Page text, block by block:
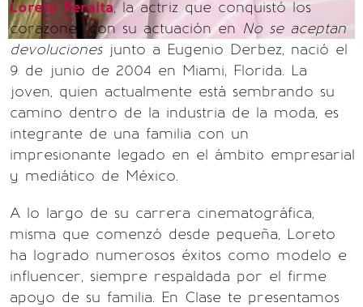
Loreto Peralta, la actriz que conquistó los
corazones con su actuación en No se aceptan
devoluciones junto a Eugenio Derbez, nació el
9 de junio de 2004 en Miami, Florida. La
joven, quien actualmente está sembrando su
camino dentro de la industria de la moda, es
integrante de una familia con un
impresionante legado en el ámbito empresarial
y mediático de México.
A lo largo de su carrera cinematográfica,
misma que comenzó desde pequeña, Loreto
ha logrado numerosos éxitos como modelo e
influencer, siempre respaldada por el firme
apoyo de su familia. En Clase te presentamos